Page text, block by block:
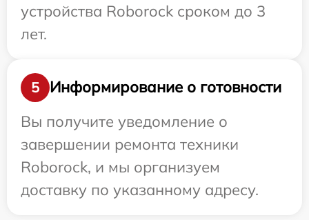
устройства Roborock сроком до 3
лет.
5
Информирование о готовности
Вы получите уведомление о
завершении ремонта техники
Roborock, и мы организуем
доставку по указанному адресу.